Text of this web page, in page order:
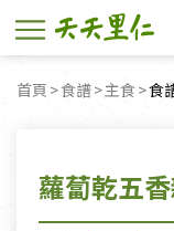
首頁 食譜 主食 目
食
蘿蔔乾五